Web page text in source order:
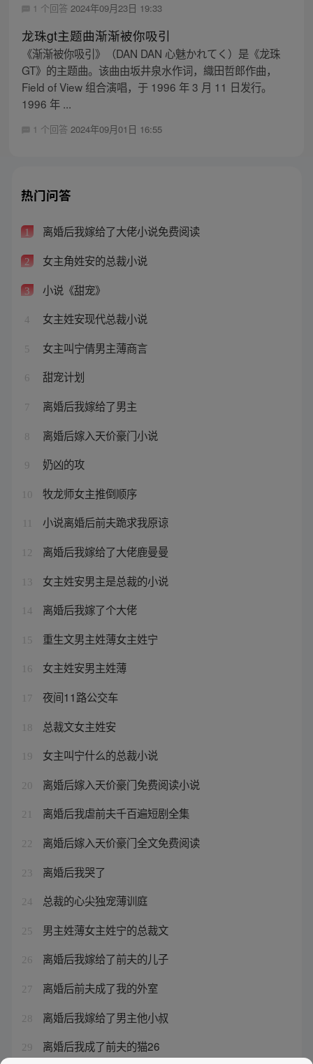
1 个回答 2024年09月23日 19:33
龙珠gt主题曲渐渐被你吸引
《渐渐被你吸引》（DAN DAN 心魅かれてく）是《龙珠
GT》的主题曲。该曲由坂井泉水作词，織田哲郎作曲，
Field of View 组合演唱，于 1996 年 3 月 11 日发行。
1996 年 ...
1 个回答 2024年09月01日 16:55
热门问答
1 离婚后我嫁给了大佬小说免费阅读
2 女主角姓安的总裁小说
3 小说《甜宠》
4 女主姓安现代总裁小说
5 女主叫宁倩男主薄商言
6 甜宠计划
7 离婚后我嫁给了男主
8 离婚后嫁入天价豪门小说
9 奶凶的攻
10 牧龙师女主推倒顺序
小说离婚后前夫跪求我原谅
12 离婚后我嫁给了大佬鹿曼曼
13 女主姓安男主是总裁的小说
14 离婚后我嫁了个大佬
15 重生文男主姓薄女主姓宁
16 女主姓安男主姓薄
17 夜间11路公交车
18 总裁文女主姓安
19 女主叫宁什么的总裁小说
20 离婚后嫁入天价豪门免费阅读小说
21 离婚后我虐前夫千百遍短剧全集
22 离婚后嫁入天价豪门全文免费阅读
23 离婚后我哭了
24 总裁的心尖独宠薄训庭
25 男主姓薄女主姓宁的总裁文
26 离婚后我嫁给了前夫的儿子
27 离婚后前夫成了我的外室
28 离婚后我嫁给了男主他小叔
29 离婚后我成了前夫的猫26